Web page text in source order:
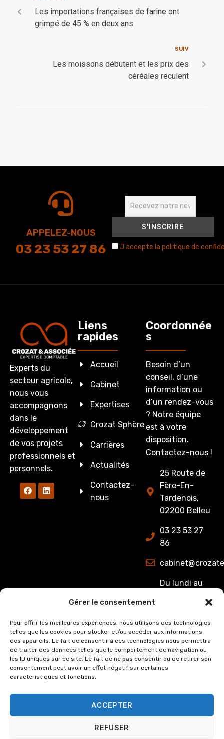
Gérer le consentement
Pour offrir les meilleures expériences, nous utilisons des technologies
telles que les cookies pour stocker et/ou accéder aux informations
des appareils. Le fait de consentir à ces technologies nous permettra
de traiter des données telles que le comportement de navigation ou
les ID uniques sur ce site. Le fait de ne pas consentir ou de retirer son
consentement peut avoir un effet négatif sur certaines
caractéristiques et fonctions.
ACCEPTER
REFUSER
Les importations françaises de farine ont
grimpé de 45 % en deux ans
SUIV
Les moissons débutent et les prix des
céréales reculent
APPELEZ-NOUS
03 23 53 27 86 J'accepte la politique de
Experts du
secteur agricole,
nous vous
accompagnons
dans le
développement
de vos projets
professionnels et
personnels.
Liens
rapides
Accueil
Cabinet
Expertises
Crozat Sphère
Carrières
Actualités
Contactez-
nous
Coordonnée
s
Besoin d’un
conseil, d’une
information ou
d’un rendez-vous
? Notre équipe
est à votre
disposition.
Contactez-nous !
25 Route de
Fère-En-
Tardenois,
02200 Belleu
03 23 53 27
86
Du lundi au
8h00 à 12h15
et de 13h15 à
17h00.
Le Vendredi :
de 8h00 à
12h15 et de